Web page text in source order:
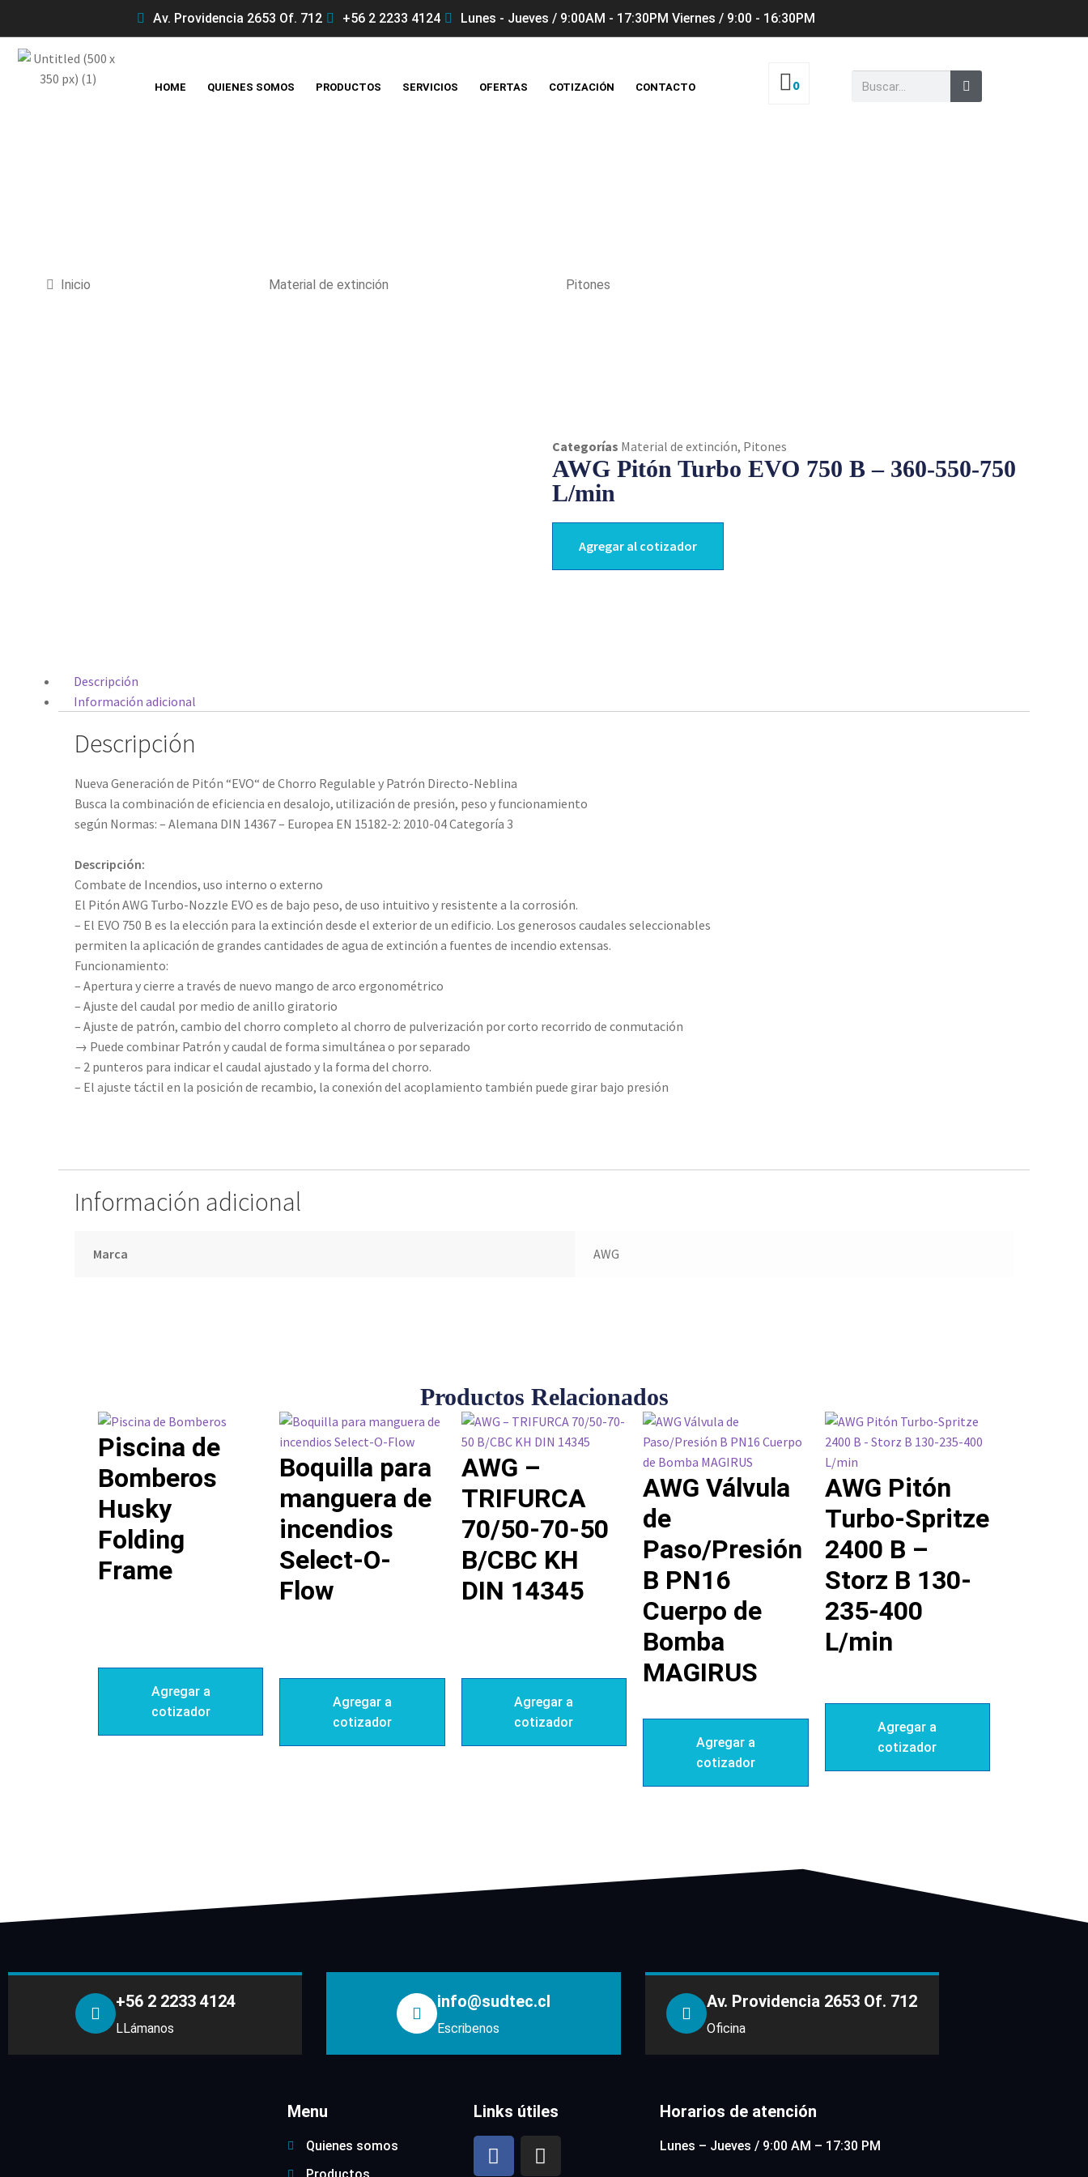
Av. Providencia 2653 Of. 712 +56 2 2233 4124 Lunes - Jueves / 9:00AM - 17:30PM Viernes / 9:00 - 16:30PM
HOME QUIENES SOMOS PRODUCTOS SERVICIOS OFERTAS COTIZACIÓN CONTACTO 0
Inicio Material de extinción Pitones
Categorías Material de extinción, Pitones
AWG Pitón Turbo EVO 750 B – 360-550-750
L/min
Agregar al cotizador
Descripción
Información adicional
Descripción
Nueva Generación de Pitón “EVO“ de Chorro Regulable y Patrón Directo-Neblina
Busca la combinación de eficiencia en desalojo, utilización de presión, peso y funcionamiento
según Normas: – Alemana DIN 14367 – Europea EN 15182-2: 2010-04 Categoría 3
Descripción:
Combate de Incendios, uso interno o externo
El Pitón AWG Turbo-Nozzle EVO es de bajo peso, de uso intuitivo y resistente a la corrosión.
– El EVO 750 B es la elección para la extinción desde el exterior de un edificio. Los generosos caudales seleccionables
permiten la aplicación de grandes cantidades de agua de extinción a fuentes de incendio extensas.
Funcionamiento:
– Apertura y cierre a través de nuevo mango de arco ergonométrico
– Ajuste del caudal por medio de anillo giratorio
– Ajuste de patrón, cambio del chorro completo al chorro de pulverización por corto recorrido de conmutación
→ Puede combinar Patrón y caudal de forma simultánea o por separado
– 2 punteros para indicar el caudal ajustado y la forma del chorro.
– El ajuste táctil en la posición de recambio, la conexión del acoplamiento también puede girar bajo presión
Información adicional
Marca AWG
Productos Relacionados
Piscina de
Bomberos
Husky
Folding
Frame
Agregar a
cotizador
Boquilla para
manguera de
incendios
Select-O-
Flow
Agregar a
cotizador
AWG –
TRIFURCA
70/50-70-50
B/CBC KH
DIN 14345
Agregar a
cotizador
AWG Válvula
de
Paso/Presión
B PN16
Cuerpo de
Bomba
MAGIRUS
Agregar a
cotizador
AWG Pitón
Turbo-Spritze
2400 B –
Storz B 130-
235-400
L/min
Agregar a
cotizador
+56 2 2233 4124
LLámanos
info@sudtec.cl
Escribenos
Av. Providencia 2653 Of. 712
Oficina
Menu
Quienes somos
Links útiles Horarios de atención
Lunes – Jueves / 9:00 AM – 17:30 PM